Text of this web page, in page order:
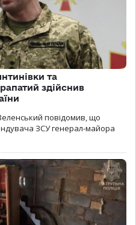
та
здійснив
повідомив, що
ЗСУ генерал-майора